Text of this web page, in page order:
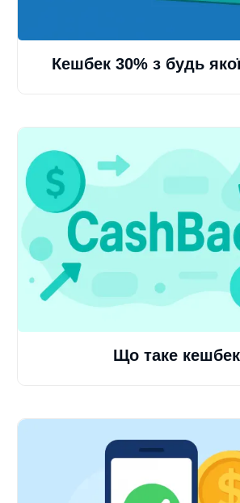
Кешбек 30% з будь
Що таке